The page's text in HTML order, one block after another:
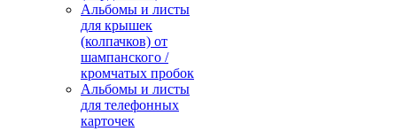
Альбомы и листы
для крышек
(колпачков) от
шампанского /
кромчатых пробок
Альбомы и листы
для телефонных
карточек